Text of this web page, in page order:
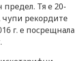
предел. Тя е 20-
чупи рекордите
г. е посрещнала